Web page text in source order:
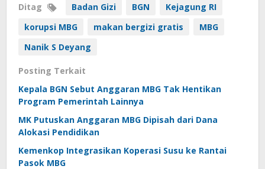
Ditag Badan Gizi BGN
Kejagung RI
korupsi MBG
makan bergizi gratis
MBG
Nanik S Deyang
Posting Terkait
Kepala BGN Sebut Anggaran MBG Tak Hentikan
Program Pemerintah Lainnya
MK Putuskan Anggaran MBG Dipisah dari Dana
Alokasi Pendidikan
Kemenkop Integrasikan Koperasi Susu ke Rantai
Pasok MBG